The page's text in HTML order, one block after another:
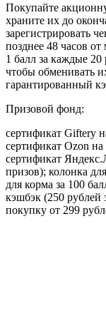
Покупайте
храните их до
зарегистрировать
позднее 48 часов
1 балл за каждые
чтобы обменивать
гарантированный
Призовой фонд:
сертификат Giftery
сертификат Ozon
сертификат
призов); колонка
для корма за 100
кэшбэк (250 рублей
покупку от 299